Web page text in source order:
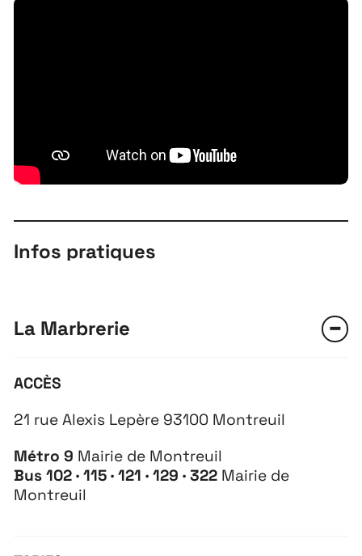
Infos pratiques
La Marbrerie
ACCÈS
21 rue Alexis Lepère 93100 Montreuil
Métro 9 Mairie de Montreuil
Bus 102 · 115 · 121 · 129 · 322 Mairie de
Montreuil